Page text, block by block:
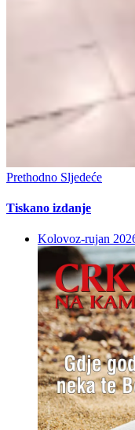
Prethodno Sljedeće
Tiskano izdanje
Kolovoz-rujan